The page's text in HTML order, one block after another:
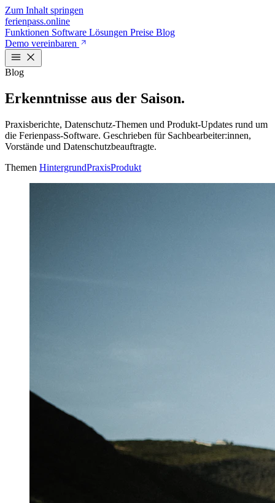
Zum Inhalt springen
ferienpass.online
Funktionen Software Lösungen Preise Blog
Demo vereinbaren
Blog
Erkenntnisse aus der Saison.
Praxisberichte, Datenschutz-Themen und Produkt-Updates rund um
die Ferienpass-Software. Geschrieben für Sachbearbeiter:innen,
Vorstände und Datenschutzbeauftragte.
Themen HintergrundPraxisProdukt